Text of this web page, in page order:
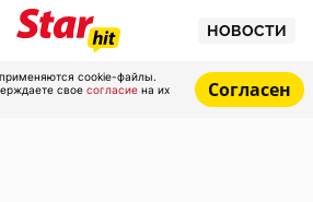
НОВОСТИ
cookie-файлы.
свое согласие на их
Согласен